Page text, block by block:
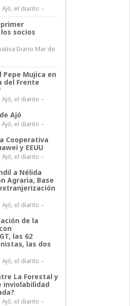
el diarito –
socios
Diario Mar de
Mujica en
del Frente
el diarito –
Ajó
el diarito –
Cooperativa
y EEUU
el diarito –
a Nélida
Agraria, Base
el diarito –
de la
las 62
las dos
el diarito –
La Forestal y
inviolabilidad
el diarito –